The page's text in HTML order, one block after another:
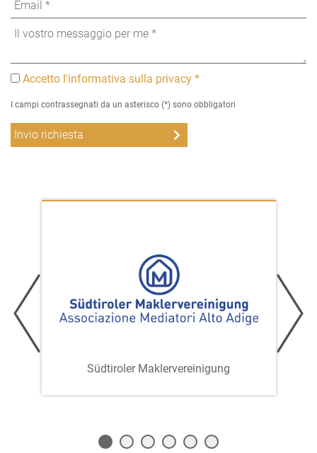
Accetto l'informativa sulla privacy *
I campi contrassegnati da un asterisco (*) sono obbligatori
Südtiroler Maklervereinigung